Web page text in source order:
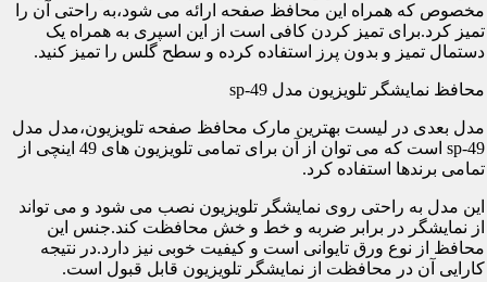
مخصوص که همراه این محافظ صفحه ارائه می شود،به راحتی آن را
تمیز کرد.برای تمیز کردن کافی است از این اسپری به همراه یک
دستمال تمیز و بدون پرز استفاده کرده و سطح گلس را تمیز کنید.
محافظ نمایشگر تلویزیون مدل sp-49
مدل بعدی در لیست بهترین مارک محافظ صفحه تلویزیون،مدل مدل
sp-49 است که می توان از آن برای تمامی تلویزیون های 49 اینچی از
تمامی برندها استفاده کرد.
این مدل به راحتی روی نمایشگر تلویزیون نصب می شود و می تواند
از نمایشگر در برابر ضربه و خط و خش محافظت کند.جنس این
محافظ از نوع ورق تایوانی است و کیفیت خوبی نیز دارد.در نتیجه
کارایی آن در محافظت از نمایشگر تلویزیون قابل قبول است.